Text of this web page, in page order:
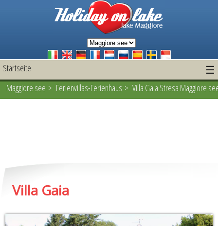
Startseite ☰
Maggiore see > Ferienvillas-Ferienhaus > Villa Gaia Stresa Maggiore
Villa Gaia